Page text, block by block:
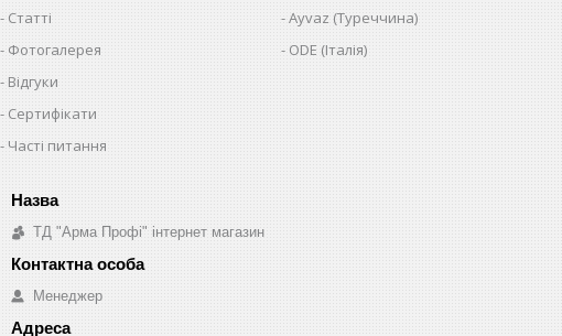
Статті
Фотогалерея
Відгуки
Сертифікати
Часті питання
Ayvaz (Туреччина)
ODE (Італія)
ТД "Арма Профі" інтернет магазин
Менеджер